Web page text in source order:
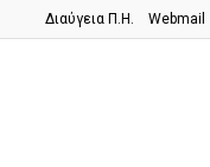
Διαύγεια Π.H. Webmail